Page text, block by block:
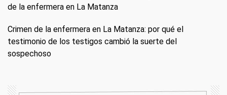
de la enfermera en La Matanza
Crimen de la enfermera en La Matanza: por qué el
testimonio de los testigos cambió la suerte del
sospechoso